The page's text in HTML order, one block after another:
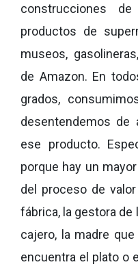
construcciones
productos de
museos,
de Amazon. En
grados,
desentendemos de
ese producto.
porque hay un
del proceso de
fábrica, la gestora de
cajero, la madre
encuentra el plato o